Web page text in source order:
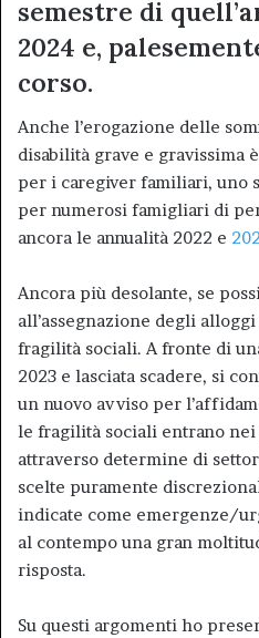
semestre di
2024 e,
corso.
Anche l’erogazione delle
disabilità grave e gravissima
per i caregiver familiari, uno
per numerosi famigliari di
ancora le annualità 2022 e
Ancora più desolante, se
all’assegnazione degli
fragilità sociali. A fronte di
2023 e lasciata scadere, si
un nuovo avviso per
le fragilità sociali entrano nei
attraverso determine di
scelte puramente
indicate come emergenze/
al contempo una gran
risposta.
Su questi argomenti ho